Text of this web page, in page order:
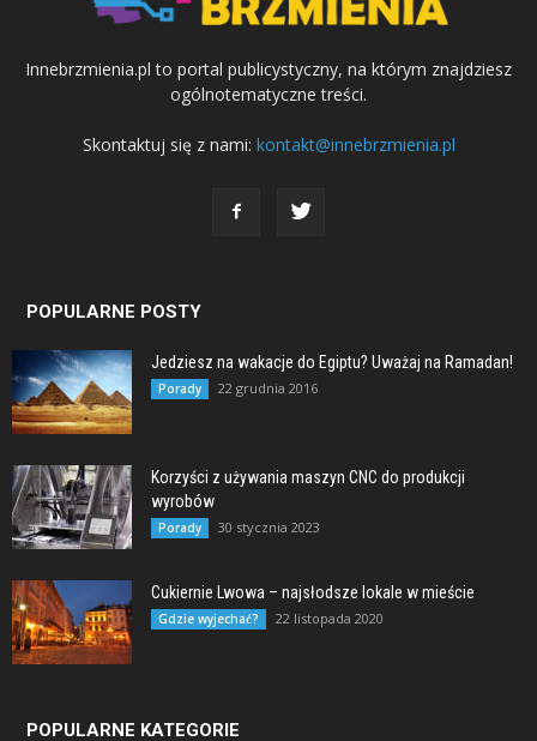
Innebrzmienia.pl to portal publicystyczny, na którym znajdziesz
ogólnotematyczne treści.
Skontaktuj się z nami: kontakt@innebrzmienia.pl
POPULARNE POSTY
Jedziesz na wakacje do Egiptu? Uważaj na Ramadan!
Porady 22 grudnia 2016
Korzyści z używania maszyn CNC do produkcji
wyrobów
Porady 30 stycznia 2023
Cukiernie Lwowa – najsłodsze lokale w mieście
Gdzie wyjechać? 22 listopada 2020
POPULARNE KATEGORIE